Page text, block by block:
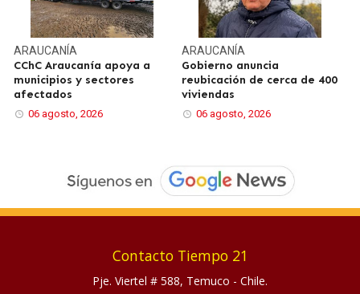
ARAUCANÍA
CChC Araucanía apoya a
municipios y sectores
afectados
06 agosto, 2026
ARAUCANÍA
Gobierno anuncia
reubicación de cerca de 400
viviendas
06 agosto, 2026
Contacto Tiempo 21
Pje. Viertel # 588, Temuco - Chile.